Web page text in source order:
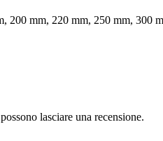
mm, 220 mm, 250 mm, 300
lasciare una recensione.